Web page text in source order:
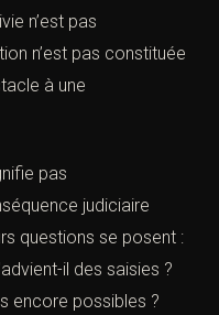
n’est pas
n’est pas
fait obstacle à une
pas
judiciaire
questions se posent
il des saisies ?
encore possibles ?